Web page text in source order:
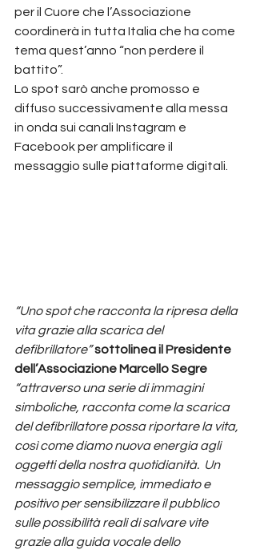
per il Cuore che l’Associazione
coordinerà in tutta Italia che ha come
tema quest’anno “non perdere il
battito”.
Lo spot sarò anche promosso e
diffuso successivamente alla messa
in onda sui canali Instagram e
Facebook per amplificare il
messaggio sulle piattaforme digitali.
“Uno spot che racconta la ripresa della
vita grazie alla scarica del
defibrillatore” sottolinea il Presidente
dell’Associazione Marcello Segre
“attraverso una serie di immagini
simboliche, racconta come la scarica
del defibrillatore possa riportare la vita,
così come diamo nuova energia agli
oggetti della nostra quotidianità.  Un
messaggio semplice, immediato e
positivo per sensibilizzare il pubblico
sulle possibilità reali di salvare vite
grazie alla guida vocale dello